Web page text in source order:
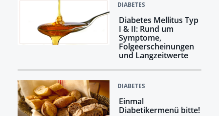
DIABETES
Diabetes Mellitus Typ
I & II: Rund um
Symptome,
Folgeerscheinungen
und Langzeitwerte
DIABETES
Einmal
Diabetikermenü bitte!